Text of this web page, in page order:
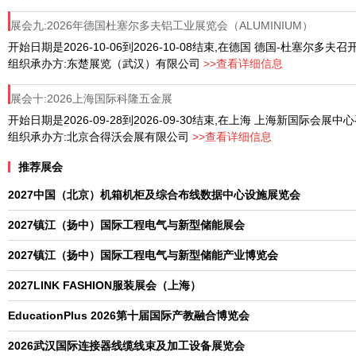
展会九:2026年德国杜塞尔多夫铝工业展览会（ALUMINIUM）
开始日期是2026-10-06到2026-10-08结束,在德国 德国-杜塞尔多夫召开
组织承办方:东楚展览（武汉）有限公司 >>查看详细信息
展会十:2026上海国际科隆五金展
开始日期是2026-09-28到2026-09-30结束,在上海 上海新国际会展中心
组织承办方:北京合得沃会展有限公司 >>查看详细信息
推荐展会
2027中国（北京）机箱机柜及综合布线数据中心设施展览会
2027镇江（扬中）国际工程电气与新型储能展会
2027镇江（扬中）国际工程电气与新型储能产业博览会
2027LINK FASHION服装展会（上海）
EducationPlus 2026第十届国际产教融合博览会
2026武汉国际连接器线缆线束及加工设备展览会